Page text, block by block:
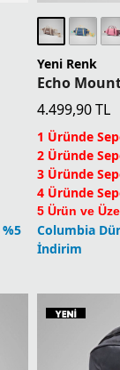
Yeni Renk
Echo
4.499,90TL
1 Üründe
2 Üründe
3 Üründe
4 Üründe
5 Ürün ve
Columbia
İndirim